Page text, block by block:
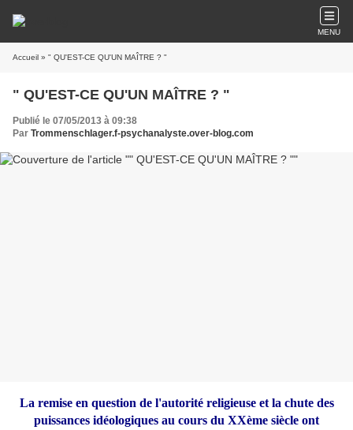
MENU
Accueil » " QU'EST-CE QU'UN MAÎTRE ? "
" QU'EST-CE QU'UN MAÎTRE ? "
Publié le 07/05/2013 à 09:38
Par Trommenschlager.f-psychanalyste.over-blog.com
La remise en question de l'autorité religieuse et la chute des
puissances idéologiques au cours du XXème siècle ont